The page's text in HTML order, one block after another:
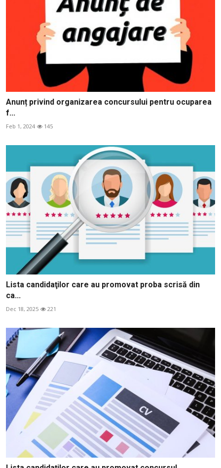
Anunț privind organizarea concursului pentru ocuparea
f...
Feb 1, 2024 145
Lista candidaţilor care au promovat proba scrisă din
ca...
Dec 18, 2025 221